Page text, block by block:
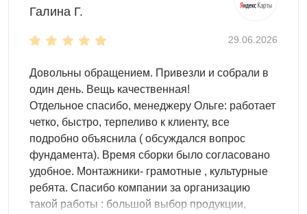
толщиной
Цвет можно выбрать любой из стандартных RAL. Но
индивидуальному запросу.
Галина Г.
29.06.2026
Довольны обращением. Привезли и собрали в
один день. Вещь качественная!
Отдельное спасибо, менеджеру Ольге: работает
четко, быстро, терпеливо к клиенту, все
подробно объяснила ( обсуждался вопрос
фундамента). Время сборки было согласовано
удобное. Монтажники- грамотные , культурные
ребята. Спасибо компании за организацию
такой работы : большой выбор продукции,